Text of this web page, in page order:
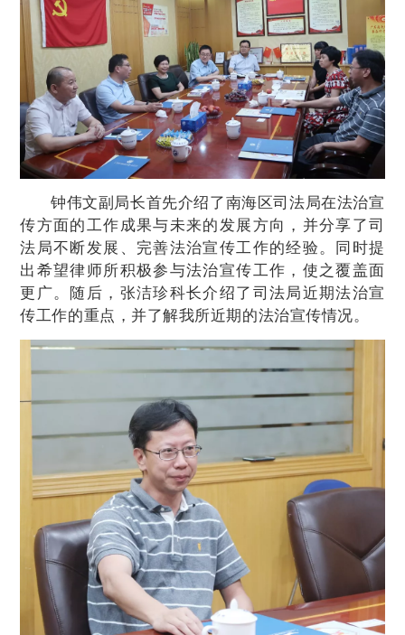
钟伟文副局长首先介绍了南海区司法局在法治宣
传方面的工作成果与未来的发展方向，并分享了司
法局不断发展、完善法治宣传工作的经验。同时提
出希望律师所积极参与法治宣传工作，使之覆盖面
更广。随后，张洁珍科长介绍了司法局近期法治宣
传工作的重点，并了解我所近期的法治宣传情况。